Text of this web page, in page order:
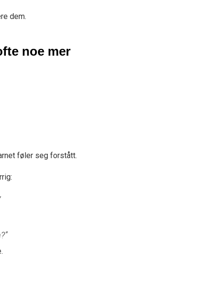
dem.
noe mer
føler seg forstått.